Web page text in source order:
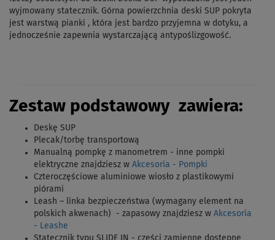
wyjmowany statecznik. Górna powierzchnia deski SUP pokryta
jest warstwą pianki , która jest bardzo przyjemna w dotyku, a
jednocześnie zapewnia wystarczającą antypoślizgowość.
Zestaw podstawowy zawiera:
Deskę SUP
Plecak/torbę transportową
Manualną pompkę z manometrem - inne pompki
elektryczne znajdziesz w Akcesoria - Pompki
Czteroczęściowe aluminiowe wiosło z plastikowymi
piórami
Leash – linka bezpieczeństwa (wymagany element na
polskich akwenach) - zapasowy znajdziesz w Akcesoria
- Leashe
Statecznik typu SLIDE IN - części zamienne dostępne